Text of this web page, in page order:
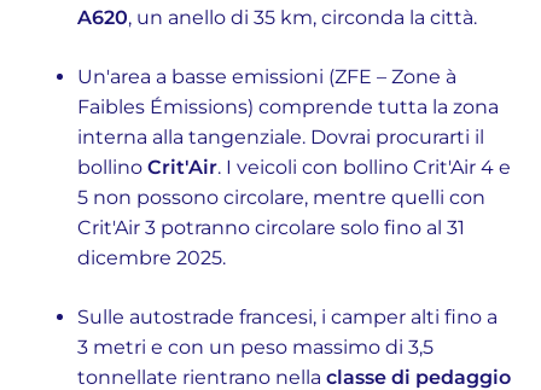
A620, un anello di 35 km, circonda la città.
Un'area a basse emissioni (ZFE – Zone à
Faibles Émissions) comprende tutta la zona
interna alla tangenziale. Dovrai procurarti il
bollino Crit'Air. I veicoli con bollino Crit'Air 4 e
5 non possono circolare, mentre quelli con
Crit'Air 3 potranno circolare solo fino al 31
dicembre 2025.
Sulle autostrade francesi, i camper alti fino a
3 metri e con un peso massimo di 3,5
tonnellate rientrano nella classe di pedaggio